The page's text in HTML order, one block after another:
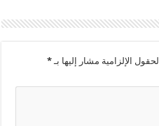
الحقول الإلزامية مشار إليها بـ*